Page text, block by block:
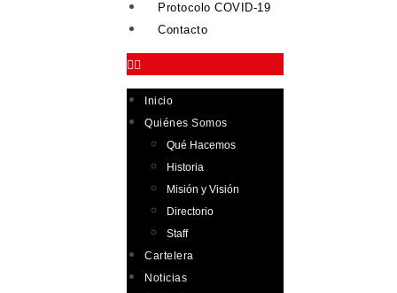
Protocolo COVID-19
Contacto
Inicio
Quiénes Somos
Qué Hacemos
Historia
Misión y Visión
Directorio
Staff
Cartelera
Noticias